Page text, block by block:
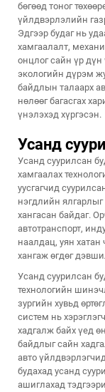
бөгөөд тоног
үйлдвэрлэлийн
Эдгээр будаг нь
хамгаалалт,
онцлог сайн үр дүн
экологийн дүрэм
байдлын талаарх
нөлөөг багасгах
үнэлэхэд хүргэсэн.
Усанд
Усанд суурилсан
хамгаалах
уусгагчид
нэгдлийн ялгарлыг
хангасан байдаг.
автотранспорт,
наалдац, уян хатан
хангаж өгдөг
Усанд суурилсан
технологийн
зургийн хувьд
систем нь
хадгалж байх үед
байдлыг сайн
авто
будахад усанд
ашиглахад